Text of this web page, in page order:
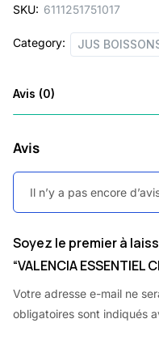
SKU: 6111251751017
Category: JUS
Avis (0)
Avis
Il n’y a pas encore
Soyez le premier à
“VALENCIA ESSENTIEL
Votre adresse e-mail ne
obligatoires sont indiqués